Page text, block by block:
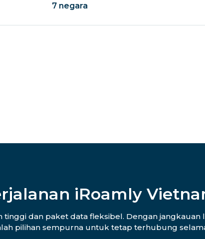
7 negara
iRoamly
dan paket data fleksibel. Dengan jangkauan
pilihan sempurna untuk tetap terhubung